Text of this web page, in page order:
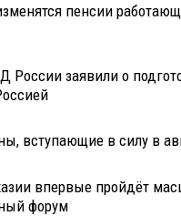
пенсии
России заявили о
вступающие в силу в
впервые пройдёт
форум